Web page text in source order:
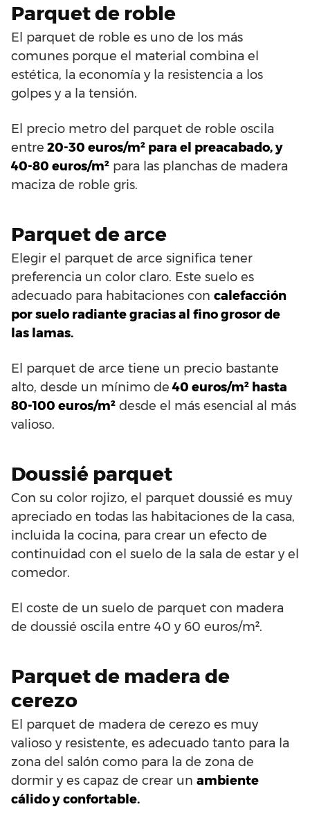
Parquet de roble
El parquet de roble es uno de los más
comunes porque el material combina el
estética, la economía y la resistencia a los
golpes y a la tensión.
El precio metro del parquet de roble oscila
entre 20-30 euros/m² para el preacabado, y
40-80 euros/m² para las planchas de madera
maciza de roble gris.
Parquet de arce
Elegir el parquet de arce significa tener
preferencia un color claro. Este suelo es
adecuado para habitaciones con calefacción
por suelo radiante gracias al fino grosor de
las lamas.
El parquet de arce tiene un precio bastante
alto, desde un mínimo de 40 euros/m² hasta
80-100 euros/m² desde el más esencial al más
valioso.
Doussié parquet
Con su color rojizo, el parquet doussié es muy
apreciado en todas las habitaciones de la casa,
incluida la cocina, para crear un efecto de
continuidad con el suelo de la sala de estar y el
comedor.
El coste de un suelo de parquet con madera
de doussié oscila entre 40 y 60 euros/m².
Parquet de madera de
cerezo
El parquet de madera de cerezo es muy
valioso y resistente, es adecuado tanto para la
zona del salón como para la de zona de
dormir y es capaz de crear un ambiente
cálido y confortable.